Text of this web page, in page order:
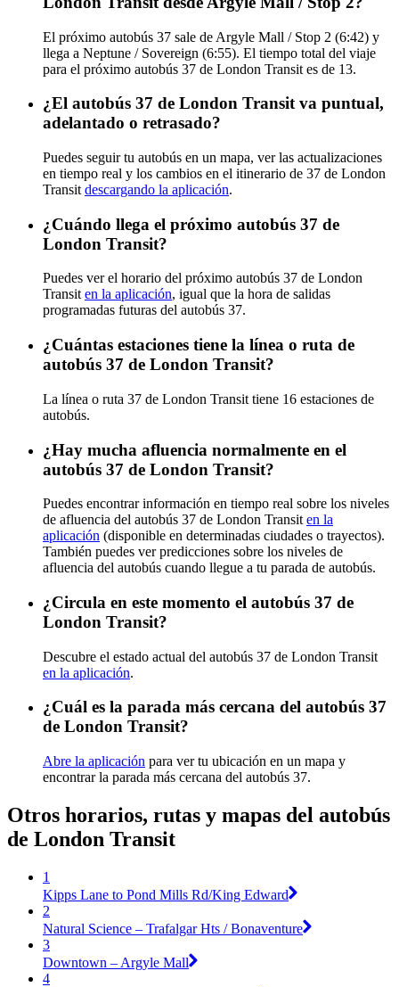
El próximo autobús 37 sale de Argyle Mall / Stop 2 (6:42) y
llega a Neptune / Sovereign (6:55). El tiempo total del viaje
para el próximo autobús 37 de London Transit es de 13.
¿El autobús 37 de London Transit va puntual,
adelantado o retrasado?
Puedes seguir tu autobús en un mapa, ver las actualizaciones
en tiempo real y los cambios en el itinerario de 37 de London
Transit descargando la aplicación.
¿Cuándo llega el próximo autobús 37 de
London Transit?
Puedes ver el horario del próximo autobús 37 de London
Transit en la aplicación, igual que la hora de salidas
programadas futuras del autobús 37.
¿Cuántas estaciones tiene la línea o ruta de
autobús 37 de London Transit?
La línea o ruta 37 de London Transit tiene 16 estaciones de
autobús.
¿Hay mucha afluencia normalmente en el
autobús 37 de London Transit?
Puedes encontrar información en tiempo real sobre los niveles
de afluencia del autobús 37 de London Transit en la
aplicación (disponible en determinadas ciudades o trayectos).
También puedes ver predicciones sobre los niveles de
afluencia del autobús cuando llegue a tu parada de autobús.
¿Circula en este momento el autobús 37 de
London Transit?
Descubre el estado actual del autobús 37 de London Transit
en la aplicación.
¿Cuál es la parada más cercana del autobús 37
de London Transit?
Abre la aplicación para ver tu ubicación en un mapa y
encontrar la parada más cercana del autobús 37.
Otros horarios, rutas y mapas del autobús
de London Transit
1
Kipps Lane to Pond Mills Rd/King Edward
2
Natural Science – Trafalgar Hts / Bonaventure
3
Downtown – Argyle Mall
4